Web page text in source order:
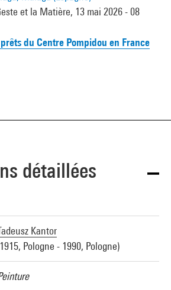
et la Matière, 13 mai 2026 - 08
du Centre Pompidou en France
détaillées
Kantor
Pologne - 1990, Pologne)